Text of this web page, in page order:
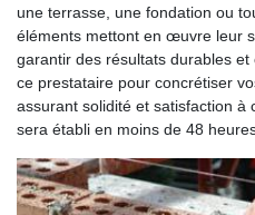
une terrasse, une fondation ou
éléments mettont en œuvre leur
garantir des résultats durables
ce prestataire pour concrétiser
assurant solidité et satisfaction à
sera établi en moins de 48